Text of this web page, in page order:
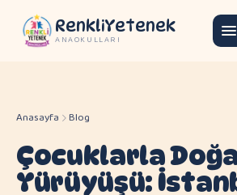
RenkliYetenek
ANAOKULLARI
Anasayfa Blog
Çocuklarla
Yürüyüşü: